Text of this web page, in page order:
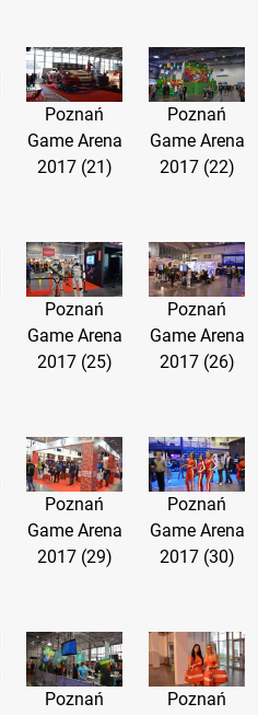
Poznań
Game Arena
2017 (21)
Poznań
Game Arena
2017 (22)
Poznań
Game Arena
2017 (25)
Poznań
Game Arena
2017 (26)
Poznań
Game Arena
2017 (29)
Poznań
Game Arena
2017 (30)
Poznań
Poznań